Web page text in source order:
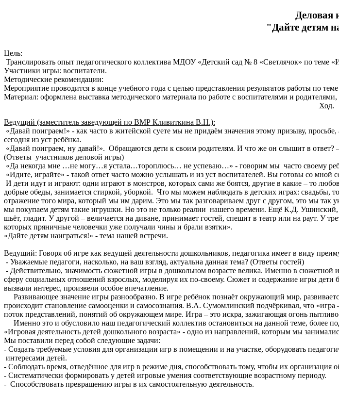
Деловая
"Дайте детям
Цель:
Транслировать опыт педагогического коллектива МДОУ «Детский сад № 8 «Светлячок» по теме
Участники игры: воспитатели.
Методические рекомендации:
Мероприятие проводится в конце учебного года с целью представления результатов работы по
Материал: оформлена выставка методического материала по работе с воспитателями и
Ход.
Ведущий (заместитель заведующей по ВМР Кливиткина В.Н.):
«Давай поиграем!» - как часто в житейской суете мы не придаём значения этому призыву,
сегодня из уст ребёнка.
«Давай поиграем, ну давай!». Обращаются дети к своим родителям. И что же он слышит в ответ?
(Ответы участников деловой игры)
«Да некогда мне …не могу…я устала…тороплюсь… не успеваю…» - говорим мы часто своему
«Идите, играйте» - такой ответ часто можно услышать и из уст воспитателей. Вы готовы со мной
И дети идут и играют: одни играют в монстров, которых сами же боятся, другие в какие – то
добрые обеды, занимается стиркой, уборкой. Что мы можем наблюдать в детских играх:
отражение того мира, который мы им дарим. Это мы так разговариваем друг с другом, это мы так
мы покупаем детям такие игрушки. Но это не только реалии нашего времени. Ещё К.Д. Ушинский,
шьёт, гладит. У другой – величается на диване, принимает гостей, спешит в театр или на раут. У
которых пряничные человечки уже получали чины и брали взятки».
«Дайте детям наиграться!» - тема нашей встречи.
Ведущий: Говоря об игре как ведущей деятельности дошкольников, педагогика имеет в виду
- Уважаемые педагоги, насколько, на ваш взгляд, актуальна данная тема? (Ответы гостей)
- Действительно, значимость сюжетной игры в дошкольном возрасте велика. Именно в сюжетной
сферу социальных отношений взрослых, моделируя их по-своему. Сюжет и содержание игры
вызвали интерес, произвели особое впечатление.
Развивающее значение игры разнообразно. В игре ребёнок познаёт окружающий мир,
происходит становление самооценки и самосознания. В.А. Сумомлинский подчёркивал, что
поток представлений, понятий об окружающем мире. Игра – это искра, зажигающая огонь
Именно это и обусловило наш педагогический коллектив остановиться на данной теме, более
«Игровая деятельность детей дошкольного возраста» - одно из направлений, которым мы
Мы поставили перед собой следующие задачи:
- Создать требуемые условия для организации игр в помещении и на участке, оборудовать
интересами детей.
- Соблюдать время, отведённое для игр в режиме дня, способствовать тому, чтобы их организация
- Систематически формировать у детей игровые умения соответствующие возрастному периоду.
- Способствовать превращению игры в их самостоятельную деятельность.